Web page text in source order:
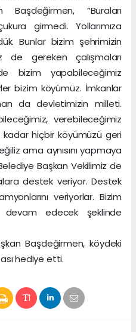
“Buraları
girmedi. Yollarımıza
Bunlar bizim şehrimizin
de gereken çalışmaları
bizim yapabileceğimiz
bizim köyümüz. İmkanlar
da devletimizin milleti.
verebileceğimiz
kadar hiçbir köyümüzü geri
ama aynısını yapmaya
Başkan Vekilimiz de
destek veriyor. Destek
veriyorlar. Bizim
devam edecek şeklinde
Başdeğirmen, köydeki
hediye etti.